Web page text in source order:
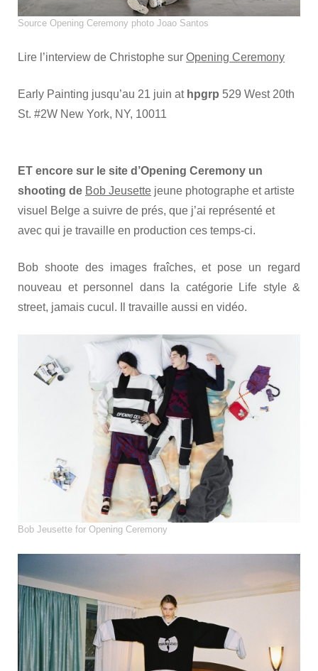
Source Opening Ceremony photo Joao Santos
Lire l’interview de Christophe sur Opening Ceremony
Early Painting jusqu’au 21 juin at hpgrp 529 West 20th
St. #2W New York, NY, 10011
ET encore sur le site d’Opening Ceremony un
shooting de Bob Jeusette jeune photographe et artiste
visuel Belge a suivre de prés, que j’ai représenté et
avec qui je travaille en production ces temps-ci.
Bob shoote des images fraîches, et pose un regard
nouveau et personnel dans la catégorie Life style &
street, jamais cucul. Il travaille aussi en vidéo.
Bob Jeusette for Opening Ceremony